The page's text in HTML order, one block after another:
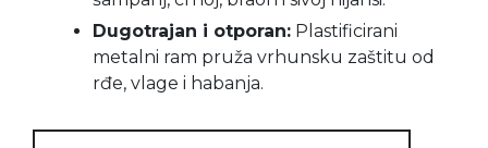
Dugotrajan i otporan: Plastificirani
metalni ram pruža vrhunsku zaštitu od
rđe, vlage i habanja.